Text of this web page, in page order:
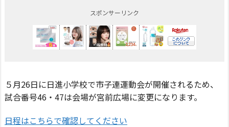
スポンサーリンク
５月26日に日進小学校で市子連運動会が開催されるため、
試合番号46・47は会場が宮前広場に変更になります。
日程はこちらで確認してください